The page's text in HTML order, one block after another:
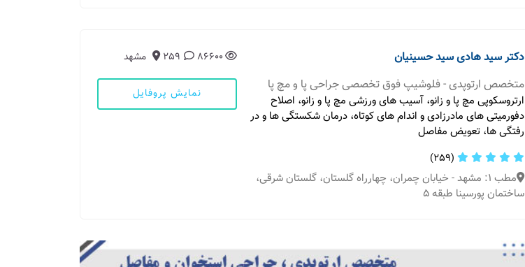
دکتر سید هادی سید حسینیان
متخصص ارتوپدی - فلوشیپ فوق تخصصی جراحی پا و مچ پا
ارتروسکوپی مچ پا و زانو، آسیب های ورزشی مچ پا و زانو، اصلاح
دفورمیتی های مادرزادی و اندام های کوتاه، درمان شکستگی ها و در
رفتگی ها، تعویض مفاصل
(259)
مطب 1: مشهد - خیابان چمران، چهارراه گلستان، گلستان شرقی،
ساختمان پورسینا طبقه 5
86600
259 مشهد
نمایش پروفایل